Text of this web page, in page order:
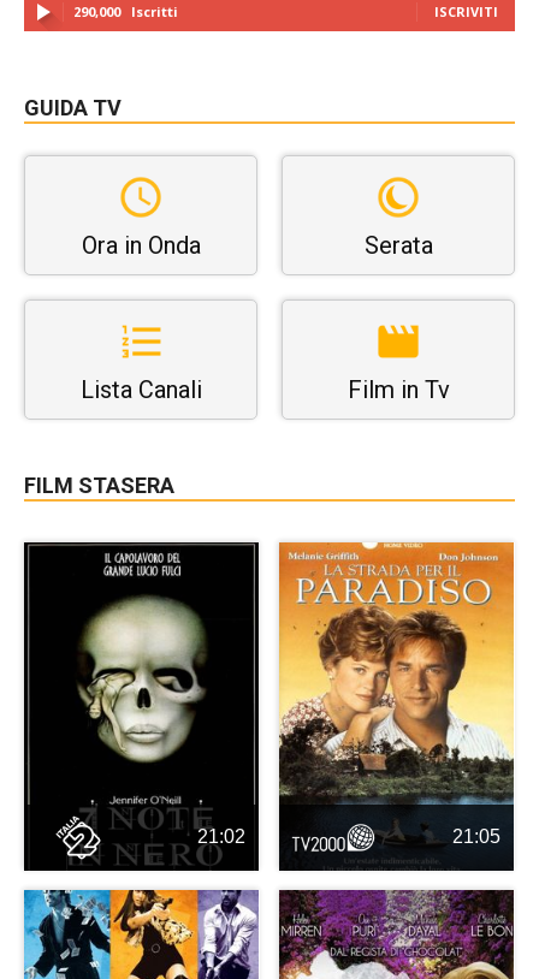
290,000 Iscritti ISCRIVITI
GUIDA TV
Ora in Onda Serata
Lista Canali Film in Tv
FILM STASERA
21:02 21:05